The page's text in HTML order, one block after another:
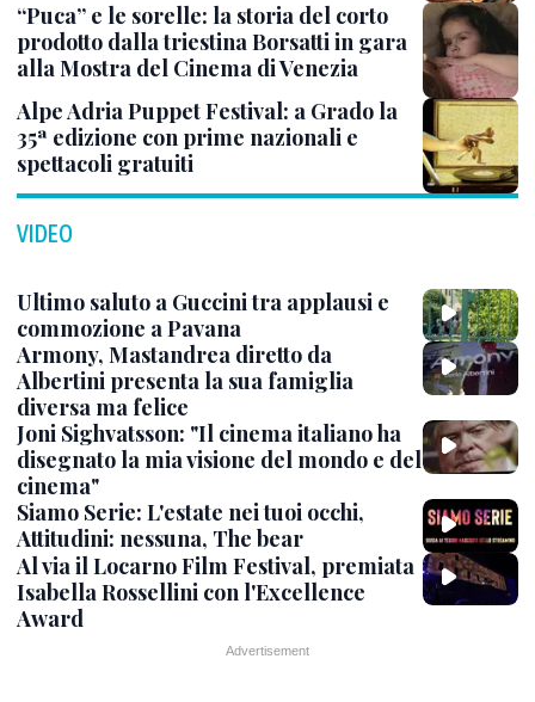
“Puca” e le sorelle: la storia del corto
prodotto dalla triestina Borsatti in gara
alla Mostra del Cinema di Venezia
Alpe Adria Puppet Festival: a Grado la
35ª edizione con prime nazionali e
spettacoli gratuiti
VIDEO
Ultimo saluto a Guccini tra applausi e
commozione a Pavana
Armony, Mastandrea diretto da
Albertini presenta la sua famiglia
diversa ma felice
Joni Sighvatsson: "Il cinema italiano ha
disegnato la mia visione del mondo e del
cinema"
Siamo Serie: L'estate nei tuoi occhi,
Attitudini: nessuna, The bear
Al via il Locarno Film Festival, premiata
Isabella Rossellini con l'Excellence
Award